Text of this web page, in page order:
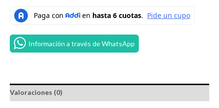
Información a través de WhatsApp
Valoraciones (0)